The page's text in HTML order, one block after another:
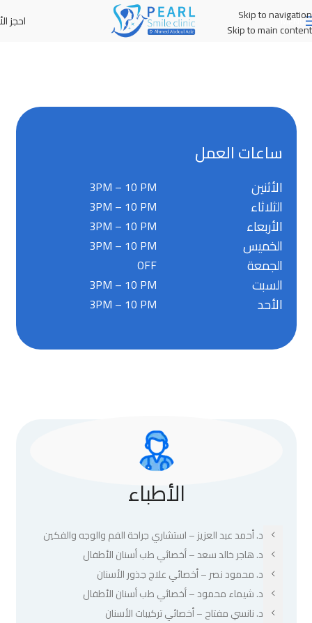
Skip to navigation
Skip to main content
MENU احجز
ساعات العمل
3PM – 10 PM الأثنين
3PM – 10 PM الثلاثاء
3PM – 10 PM الأربعاء
3PM – 10 PM الخميس
OFF الجمعة
3PM – 10 PM السبت
3PM – 10 PM الأحد
الأطباء
د. أحمد عبد العزيز – استشاري جراحة الفم والوجه والفكين
د. هاجر خالد سعد – أخصائي طب أسنان الأطفال
د. محمود نصر – أخصائي علاج جذور الأسنان
د. شيماء محمود – أخصائي طب أسنان الأطفال
د. نانسي مفتاح – أخصائي تركيبات الأسنان